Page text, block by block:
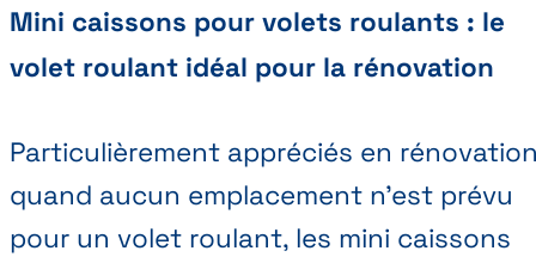
Mini caissons pour volets roulants : le
volet roulant idéal pour la rénovation
Particulièrement appréciés en
quand aucun emplacement n'est prévu
pour un volet roulant, les mini caissons